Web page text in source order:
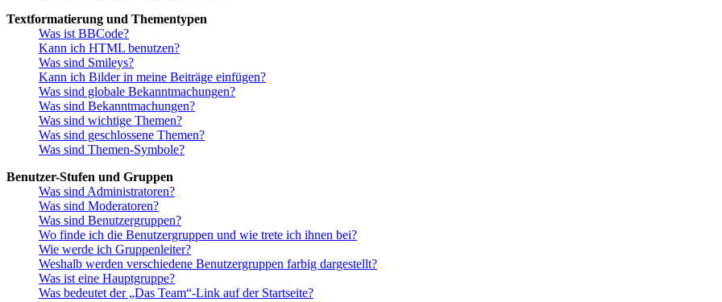
Textformatierung und Thementypen
Was ist BBCode?
Kann ich HTML benutzen?
Was sind Smileys?
Kann ich Bilder in meine Beiträge einfügen?
Was sind globale Bekanntmachungen?
Was sind Bekanntmachungen?
Was sind wichtige Themen?
Was sind geschlossene Themen?
Was sind Themen-Symbole?
Benutzer-Stufen und Gruppen
Was sind Administratoren?
Was sind Moderatoren?
Was sind Benutzergruppen?
Wo finde ich die Benutzergruppen und wie trete ich ihnen bei?
Wie werde ich Gruppenleiter?
Weshalb werden verschiedene Benutzergruppen farbig dargestellt?
Was ist eine Hauptgruppe?
Was bedeutet der „Das Team“-Link auf der Startseite?